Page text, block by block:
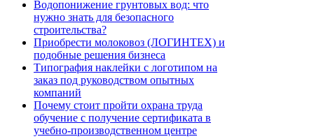
Водопонижение грунтовых вод: что
нужно знать для безопасного
строительства?
Приобрести молоковоз (ЛОГИНТЕХ) и
подобные решения бизнеса
Типография наклейки с логотипом на
заказ под руководством опытных
компаний
Почему стоит пройти охрана труда
обучение с получение сертификата в
учебно-производственном центре